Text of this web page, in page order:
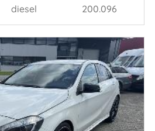
diesel 200.096